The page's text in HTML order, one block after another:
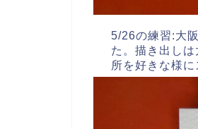
5/26の練習:大
た。描き出し
所を好きな様